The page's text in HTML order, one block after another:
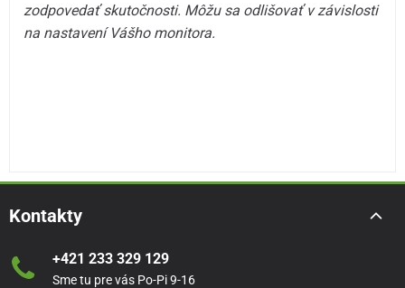
zodpovedať skutočnosti. Môžu sa odlišovať v závislosti
na nastavení Vášho monitora.
Kontakty
+421 233 329 129
Sme tu pre vás Po-Pi 9-16